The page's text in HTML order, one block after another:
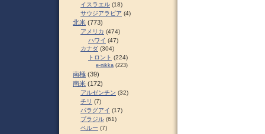
イスラエル (18)
サウジアラビア (4)
北米 (773)
アメリカ (474)
ハワイ (47)
カナダ (304)
トロント (224)
e-nikka (223)
南極 (39)
南米 (172)
アルゼンチン (32)
チリ (7)
パラグアイ (17)
ブラジル (61)
ペルー (7)